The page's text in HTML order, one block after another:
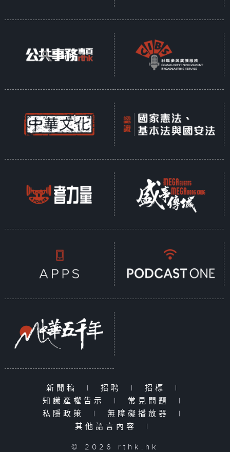
新聞稿 | 招聘 | 招標
|
知識產權告示
| 常見問題
|
私隱政策
| 無障礙播放器
|
其他語言內容
|
© 2026 rthk.hk